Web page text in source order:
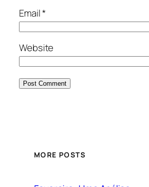
Email*
Website
MORE POSTS